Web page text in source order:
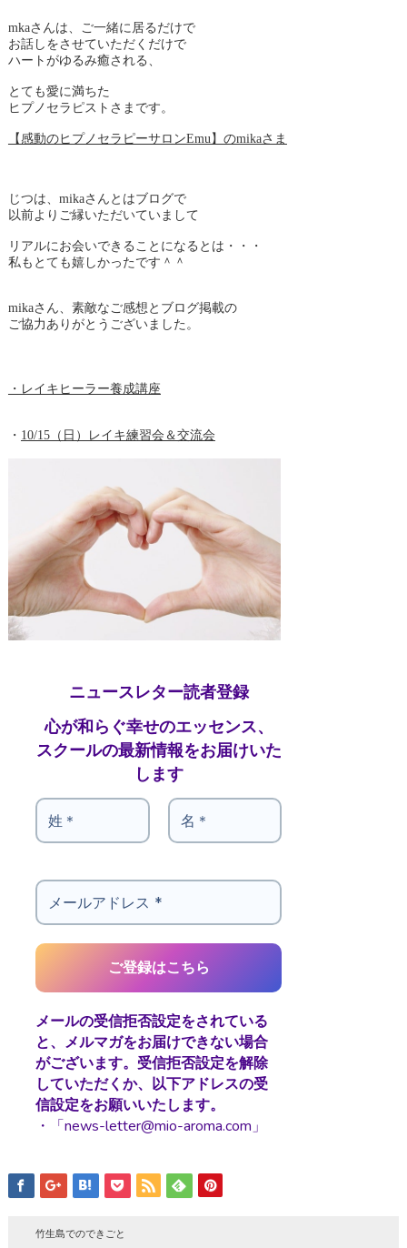
mkaさんは、ご一緒に居るだけで
お話しをさせていただくだけで
ハートがゆるみ癒される、
とても愛に満ちた
ヒプノセラピストさまです。
【感動のヒプノセラピーサロンEmu】のmikaさま
じつは、mikaさんとはブログで
以前よりご縁いただいていまして
リアルにお会いできることになるとは・・・
私もとても嬉しかったです＾＾
mikaさん、素敵なご感想とブログ掲載の
ご協力ありがとうございました。
・レイキヒーラー養成講座
・ 10/15（日）レイキ練習会＆交流会
ニュースレター読者登録
心が和らぐ幸せのエッセンス、
スクールの最新情報をお届けいた
します
メールの受信拒否設定をされている
と、メルマガをお届けできない場合
がございます。受信拒否設定を解除
していただくか、以下アドレスの受
信設定をお願いいたします。
・「news-letter@mio-aroma.com」
竹生島でのできごと